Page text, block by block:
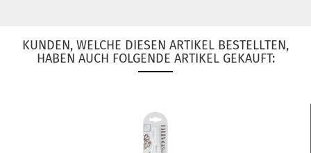
KUNDEN, WELCHE DIESEN ARTIKEL BESTELLTEN,
HABEN AUCH FOLGENDE ARTIKEL GEKAUFT: